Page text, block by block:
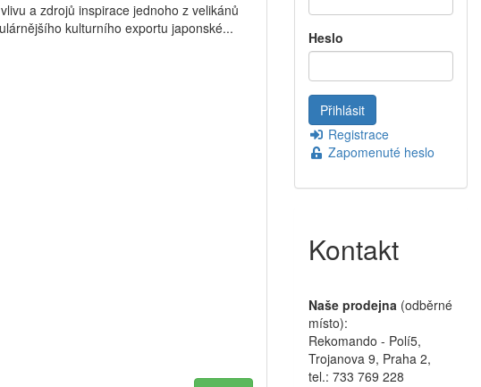
a zdrojů inspirace jednoho z velikánů
kulturního exportu japonské...
Heslo
Registrace
Zapomenuté heslo
Kontakt
Naše prodejna (odběrné
místo):
Rekomando - Polí5,
Trojanova 9, Praha 2,
tel.: 733 769 228